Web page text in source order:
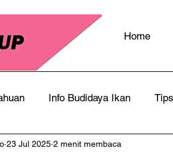
Home
Info Budidaya Ikan
23 Jul 2025 2 menit membaca